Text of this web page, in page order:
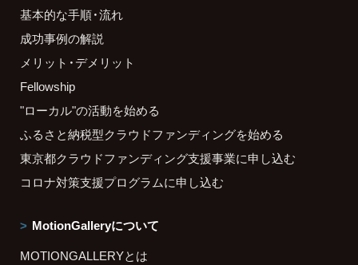
基本的な手順・流れ
成功事例の解説
メリット・デメリット
Fellowship
"ローカル"の活動を始める
ふるさと納税型クラウドファンディングを始める
東京都クラウドファンディング支援事業に申し込む
コロナ対策支援プログラムに申し込む
MotionGalleryについて
MOTIONGALLERYとは